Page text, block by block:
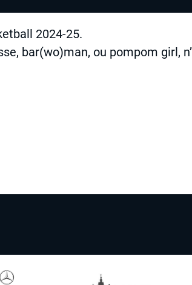
2024-25.
bar(wo)man, ou pompom girl,